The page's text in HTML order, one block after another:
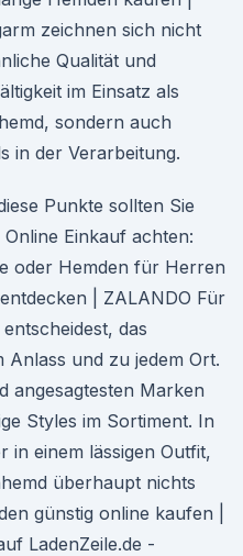
zeichnen sich nicht
Qualität und
im Einsatz als
sondern auch
in der Verarbeitung.
Punkte sollten Sie
Online Einkauf achten:
oder Hemden für Herren
| ZALANDO Für
das
Anlass und zu jedem Ort.
angesagtesten Marken
Styles im Sortiment. In
in einem lässigen Outfit,
überhaupt nichts
günstig online kaufen |
LadenZeile.de -